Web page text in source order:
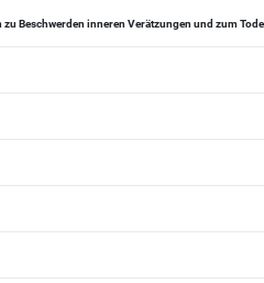
Beschwerden inneren Verätzungen und zum